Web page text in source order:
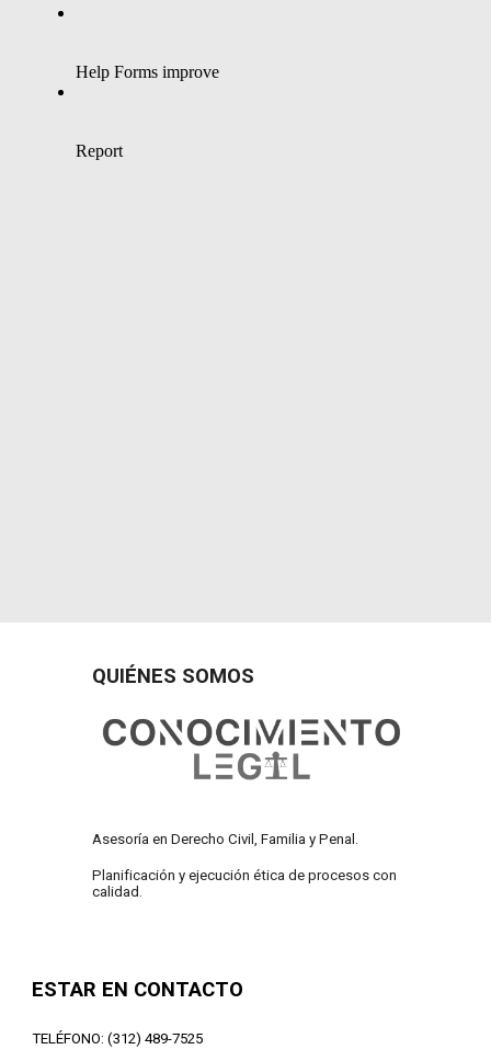
QUIÉNES SOMOS
Asesoría en Derecho Civil, Familia y Penal.
Planificación y ejecución ética de procesos con
calidad.
ESTAR EN CONTACTO
TELÉFONO: (312) 489-7525